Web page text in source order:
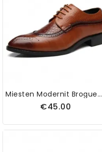
Miesten Modernit Brogue-Veistetut Klassiset Teräväkärkiset Mekkokengät
€45.00